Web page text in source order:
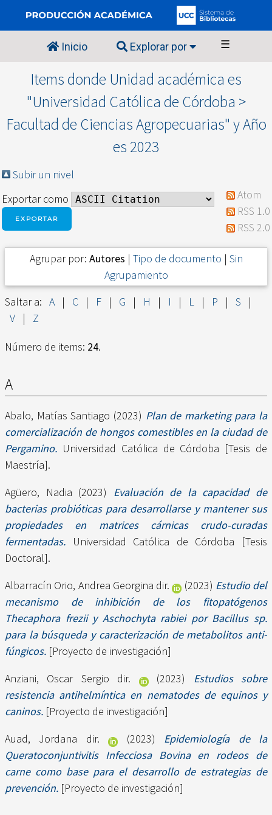
Inicio Explorar por ☰
Items donde Unidad académica es
"Universidad Católica de Córdoba >
Facultad de Ciencias Agropecuarias" y Año
es 2023
Subir un nivel
Exportar como
Atom
RSS 1.0
RSS 2.0
Agrupar por: Autores | Tipo de documento | Sin
Agrupamiento
Saltar a: A | C | F | G | H | I | L | P | S
|
V
| Z
Número de items: 24.
A
Abalo, Matías Santiago (2023) Plan de marketing para la
comercialización de hongos comestibles en la ciudad de
Pergamino. Universidad Católica de Córdoba [Tesis de
Maestría].
Agüero, Nadia (2023) Evaluación de la capacidad de
bacterias probióticas para desarrollarse y mantener sus
propiedades en matrices cárnicas crudo-curadas
fermentadas. Universidad Católica de Córdoba [Tesis
Doctoral].
Albarracín Orio, Andrea Georgina dir.
(2023) Estudio del
mecanismo de inhibición de los fitopatógenos
Thecaphora frezii y Aschochyta rabiei por Bacillus sp.
para la búsqueda y caracterización de metabolitos anti-
fúngicos. [Proyecto de investigación]
Anziani, Oscar Sergio dir.
(2023) Estudios sobre
resistencia antihelmíntica en nematodes de equinos y
caninos. [Proyecto de investigación]
Auad, Jordana dir.
(2023) Epidemiología de la
Queratoconjuntivitis Infecciosa Bovina en rodeos de
carne como base para el desarrollo de estrategias de
prevención. [Proyecto de investigación]